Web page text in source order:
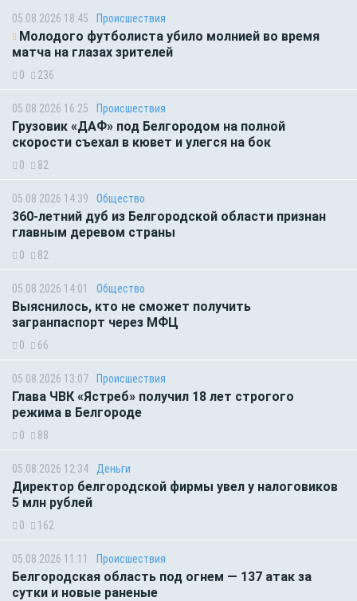
05.08.2026 18:45 Происшествия
Молодого футболиста убило молнией во время
матча на глазах зрителей
0 236
05.08.2026 16:25 Происшествия
Грузовик «ДАФ» под Белгородом на полной
скорости съехал в кювет и улегся на бок
0 82
05.08.2026 14:39 Общество
360-летний дуб из Белгородской области признан
главным деревом страны
0 82
05.08.2026 14:01 Общество
Выяснилось, кто не сможет получить
загранпаспорт через МФЦ
0 66
05.08.2026 13:07 Происшествия
Глава ЧВК «Ястреб» получил 18 лет строгого
режима в Белгороде
0 88
05.08.2026 12:34 Деньги
Директор белгородской фирмы увел у налоговиков
5 млн рублей
0 162
05.08.2026 11:11 Происшествия
Белгородская область под огнем — 137 атак за
сутки и новые раненые